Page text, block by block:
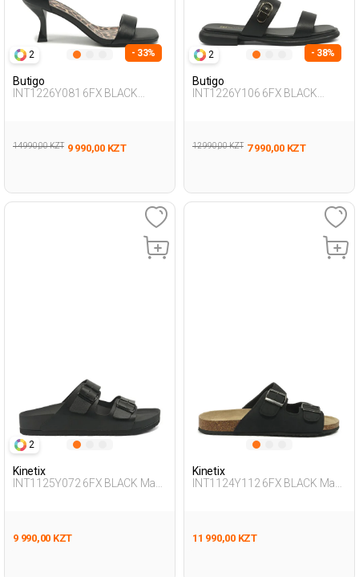
2 - 33%
Butigo
INT1226Y081 6FX BLACK
14 990,00 KZT 9 990,00 KZT
2 - 38%
Butigo
INT1226Y106 6FX BLACK
12 990,00 KZT 7 990,00 KZT
2
Kinetix
INT1125Y072 6FX BLACK Man
9 990,00 KZT
Kinetix
INT1124Y112 6FX BLACK Man
11 990,00 KZT